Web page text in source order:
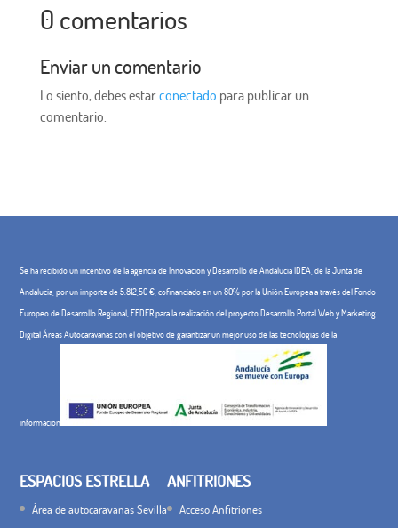
0 comentarios
Enviar un comentario
Lo siento, debes estarconectado para publicar un
comentario.
Se ha recibido un incentivo de la agencia de Innovación y Desarrollo de Andalucía IDEA, de la Junta de
Andalucía, por un importe de 5.812,50 €, cofinanciado en un 80% por la Unión Europea a través del Fondo
Europeo de Desarrollo Regional, FEDER para la realización del proyecto Desarrollo Portal Web y Marketing
Digital Áreas Autocaravanas con el objetivo de garantizar un mejor uso de las tecnologías de la
información
ESPACIOS ESTRELLA
Área de autocaravanas Sevilla
ANFITRIONES
Acceso Anfitriones